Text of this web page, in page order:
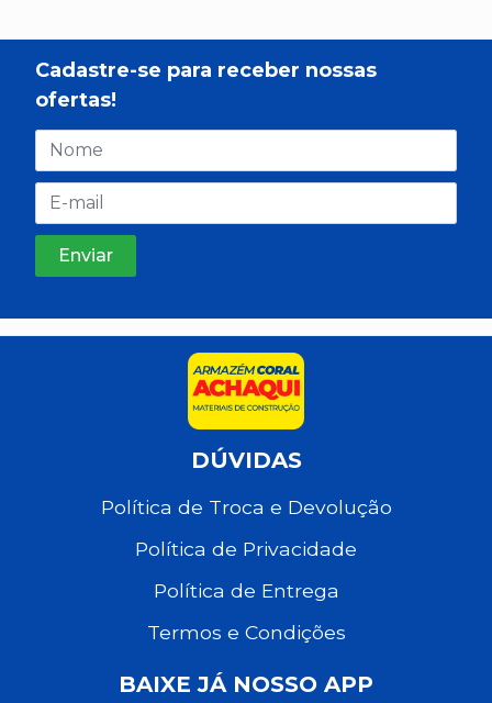
Cadastre-se para receber nossas
ofertas!
DÚVIDAS
Política de Troca e Devolução
Política de Privacidade
Política de Entrega
Termos e Condições
BAIXE JÁ NOSSO APP